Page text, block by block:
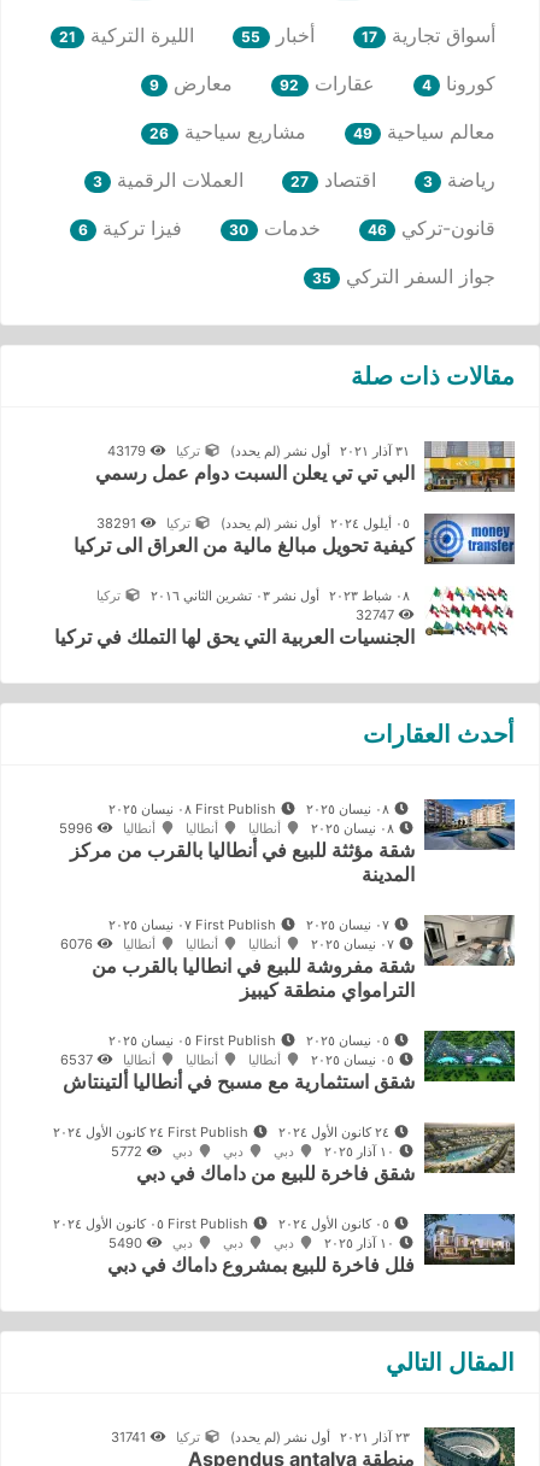
أسواق تجارية 17 أخبار 55 الليرة التركية 21
كورونا 4 عقارات 92 معارض 9
معالم سياحية 49 مشاريع سياحية 26
رياضة 3 اقتصاد 27 العملات الرقمية 3
قانون-تركي 46 خدمات 30 فيزا تركية 6
جواز السفر التركي 35
مقالات ذات صلة
٣١ آذار ٢٠٢١ أول نشر (لم يحدد) تركيا
البي تي تي يعلن السبت دوام عمل رسمي
٠٥ أيلول ٢٠٢٤ أول نشر (لم يحدد) تركيا
كيفية تحويل مبالغ مالية من العراق الى تركيا
٠٨ شباط ٢٠٢٣ أول نشر ٠٣ تشرين الثاني ٢٠١٦
تركيا
الجنسيات العربية التي يحق لها التملك في تركيا
أحدث العقارات
أنطاليا أنطاليا أنطاليا
شقة مؤثثة للبيع في أنطاليا بالقرب من مركز
المدينة
أنطاليا أنطاليا أنطاليا
شقة مفروشة للبيع في انطاليا بالقرب من
الترامواي منطقة كيبيز
أنطاليا أنطاليا أنطاليا
شقق استثمارية مع مسبح في أنطاليا ألتينتاش
دبي دبي دبي
شقق فاخرة للبيع من داماك في دبي
دبي دبي دبي
فلل فاخرة للبيع بمشروع داماك في دبي
المقال التالي
٢٣ آذار ٢٠٢١ أول نشر (لم يحدد) تركيا
منطقة Aspendus antalya